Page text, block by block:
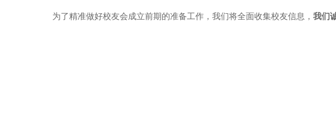
为了精准做好校友会成立前期的准备工作，我们将全面收集校友信息， 我们